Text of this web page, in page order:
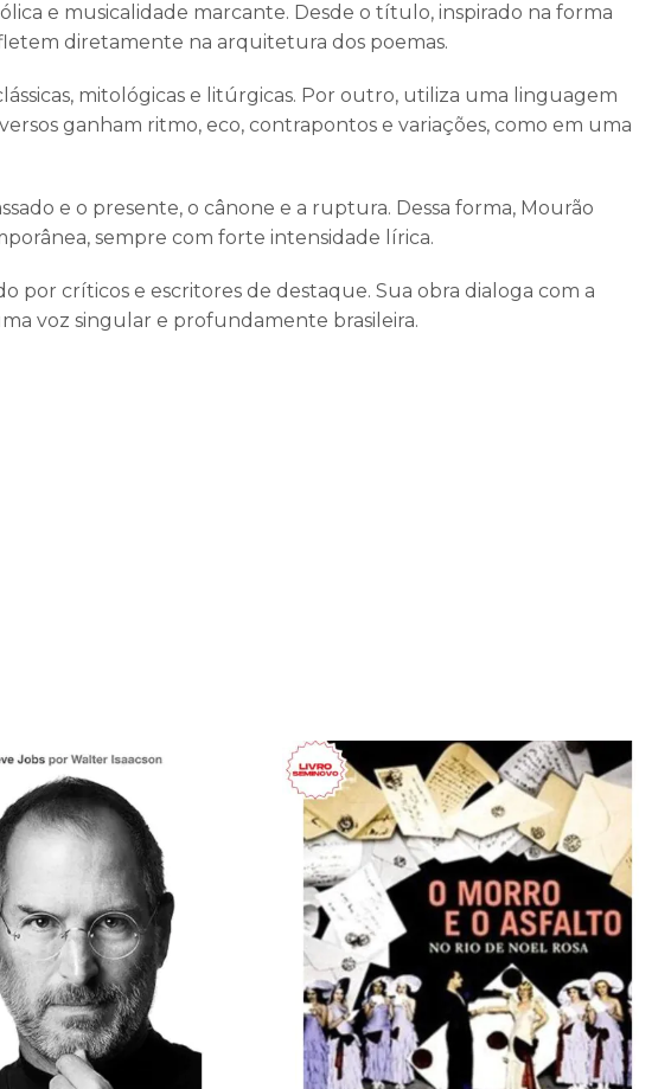
e musicalidade marcante. Desde o título, inspirado na forma
diretamente na arquitetura dos poemas.
mitológicas e litúrgicas. Por outro, utiliza uma linguagem
ganham ritmo, eco, contrapontos e variações, como em uma
e o presente, o cânone e a ruptura. Dessa forma, Mourão
sempre com forte intensidade lírica.
por críticos e escritores de destaque. Sua obra dialoga com a
voz singular e profundamente brasileira.